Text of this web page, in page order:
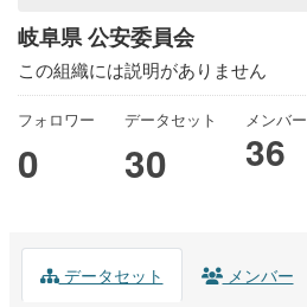
岐阜県 公安委員会
この組織には説明がありません
フォロワー
0
データセット
30
メンバー
36
データセット メンバー